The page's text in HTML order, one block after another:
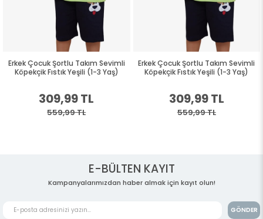
Erkek Çocuk Şortlu Takım Sevimli
Köpekçik Fıstık Yeşili (1-3 Yaş)
309,99 TL
559,99 TL
Erkek Çocuk Şortlu Takım Sevimli
Köpekçik Fıstık Yeşili (1-3 Yaş)
309,99 TL
559,99 TL
E-BÜLTEN KAYIT
Kampanyalarımızdan haber almak için kayıt olun!
GÖNDER